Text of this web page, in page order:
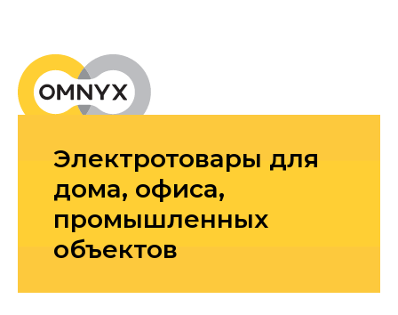
Электротовары для
дома, офиса,
промышленных
объектов